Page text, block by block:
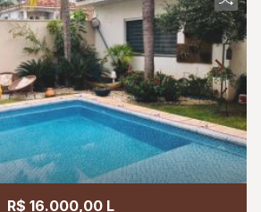
R$ 16.000,00 L